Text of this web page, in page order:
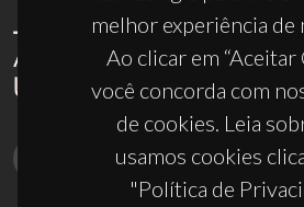
melhor experiência de
Ao clicar em “Aceitar
você concorda com
de cookies. Leia
usamos cookies
"Política de